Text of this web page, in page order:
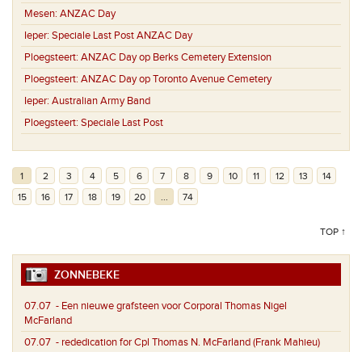
Mesen: ANZAC Day
Ieper: Speciale Last Post ANZAC Day
Ploegsteert: ANZAC Day op Berks Cemetery Extension
Ploegsteert: ANZAC Day op Toronto Avenue Cemetery
Ieper: Australian Army Band
Ploegsteert: Speciale Last Post
1 2 3 4 5 6 7 8 9 10 11 12 13
14
15
16 17 18 19 20 ... 74
TOP ↑
ZONNEBEKE
07.07 - Een nieuwe grafsteen voor Corporal Thomas Nigel
McFarland
07.07 - rededication for Cpl Thomas N. McFarland (Frank Mahieu)